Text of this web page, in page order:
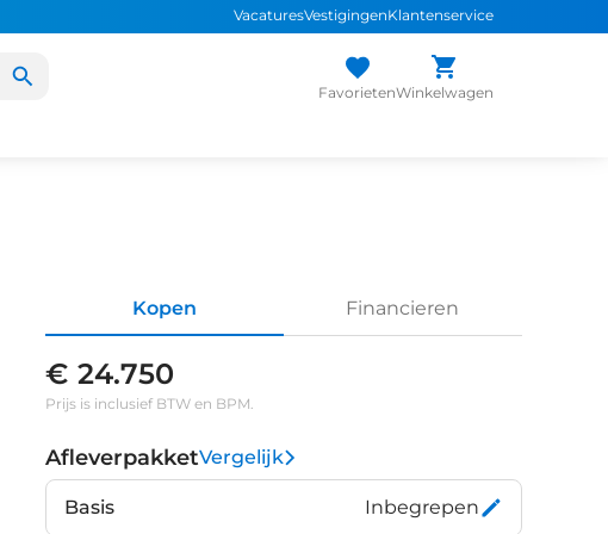
VacaturesVestigingenKlantenservice
FavorietenWinkelwagen
Kopen Financieren
€ 24.750
Prijs is inclusief BTW en BPM.
AfleverpakketVergelijk
Basis Inbegrepen